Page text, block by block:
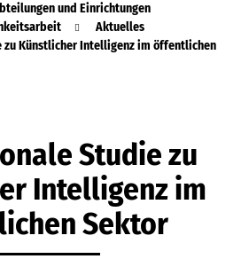
und Einrichtungen
Aktuelles
Künstlicher Intelligenz im öffentlichen
Studie zu
Intelligenz im
Sektor